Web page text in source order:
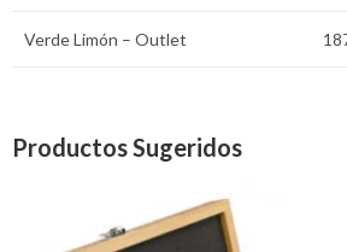
Verde Limón – Outlet
Productos Sugeridos